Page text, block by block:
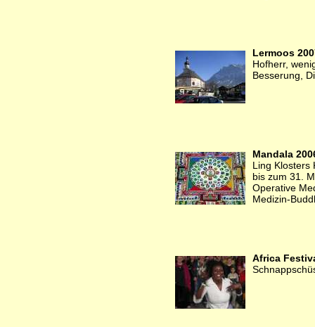
Lermoos
Hofherr,
Besserung,
Mandala
Ling Klosters
bis zum 31.
Operative
Medizin-
Africa